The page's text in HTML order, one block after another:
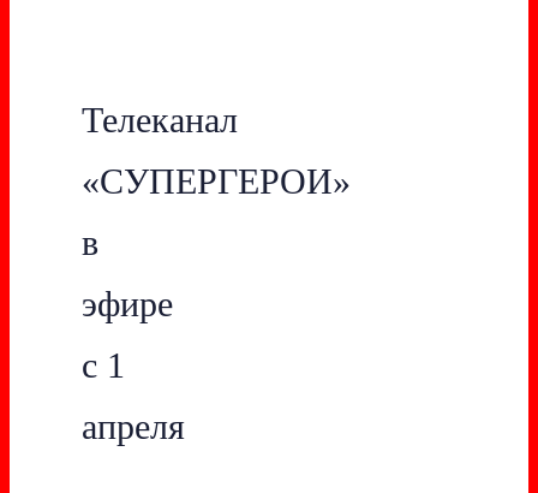
Телеканал
«СУПЕРГЕРОИ»
в
эфире
с 1
апреля